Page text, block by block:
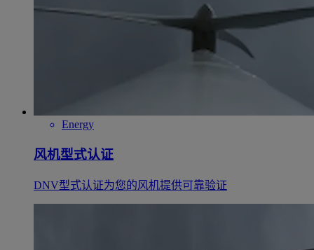
Energy
风机型式认证
DNV型式认证为您的风机提供可靠验证